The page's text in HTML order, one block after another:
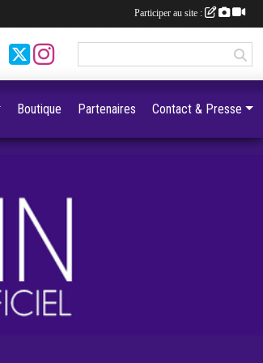
Boutique Partenaires Contact & Presse
Participer au site :